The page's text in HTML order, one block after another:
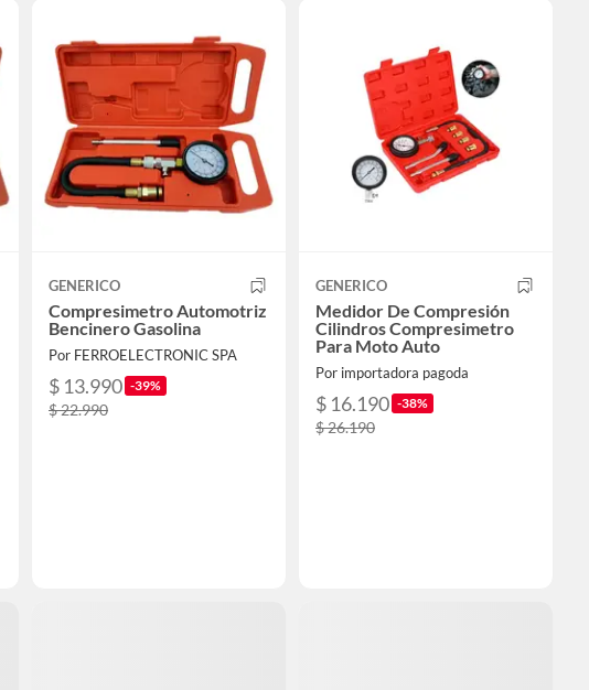
GENERICO
Compresimetro Automotriz
Bencinero Gasolina
Por FERROELECTRONIC SPA
$ 13.990 -39%
$ 22.990
GENERICO
Medidor De Compresión
Cilindros Compresimetro
Para Moto Auto
Por importadora pagoda
$ 16.190 -38%
$ 26.190